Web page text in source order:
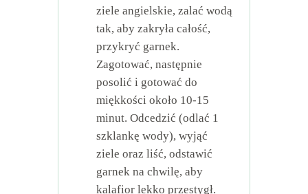
ziele angielskie, zalać wodą
tak, aby zakryła całość,
przykryć garnek.
Zagotować, następnie
posolić i gotować do
miękkości około 10-15
minut. Odcedzić (odlać 1
szklankę wody), wyjąć
ziele oraz liść, odstawić
garnek na chwilę, aby
kalafior lekko przestygł.